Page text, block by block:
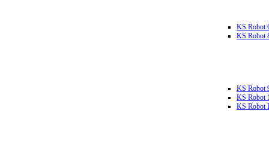
KS Robot
KS Robot
KS Robot
KS Robot
KS Robot